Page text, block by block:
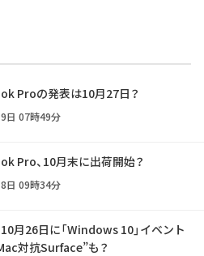
Proの発表は10月27日？
日 07時49分
Pro、10月末に出荷開始？
日 09時34分
月26日に「Windows 10」イベント
対抗Surface”も？